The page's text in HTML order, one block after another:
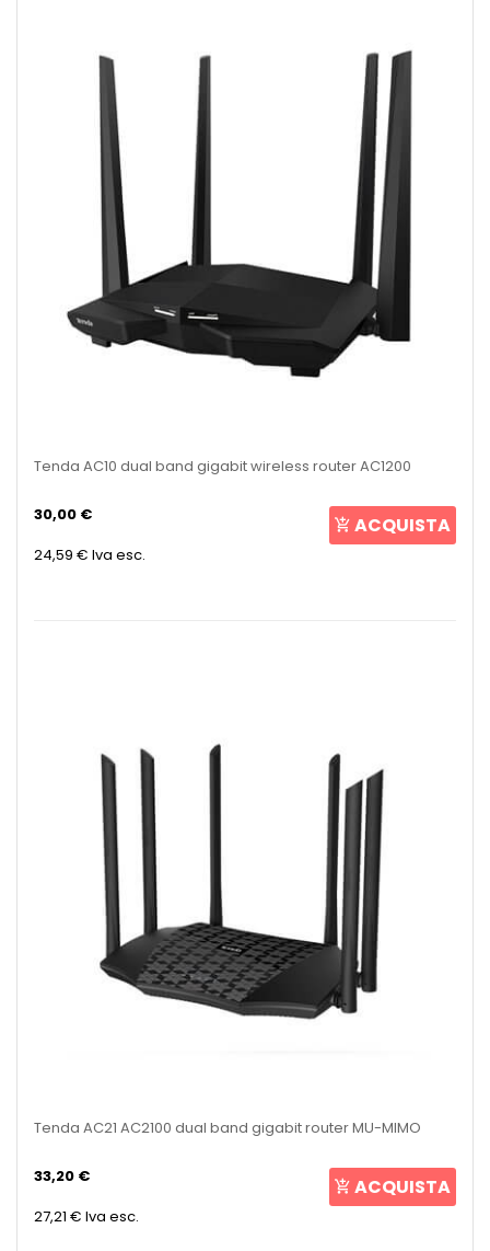
Tenda AC10 dual band gigabit wireless router AC1200
30,00 €
24,59 € Iva esc.
ACQUISTA
Tenda AC21 AC2100 dual band gigabit router MU-MIMO
33,20 €
27,21 € Iva esc.
ACQUISTA